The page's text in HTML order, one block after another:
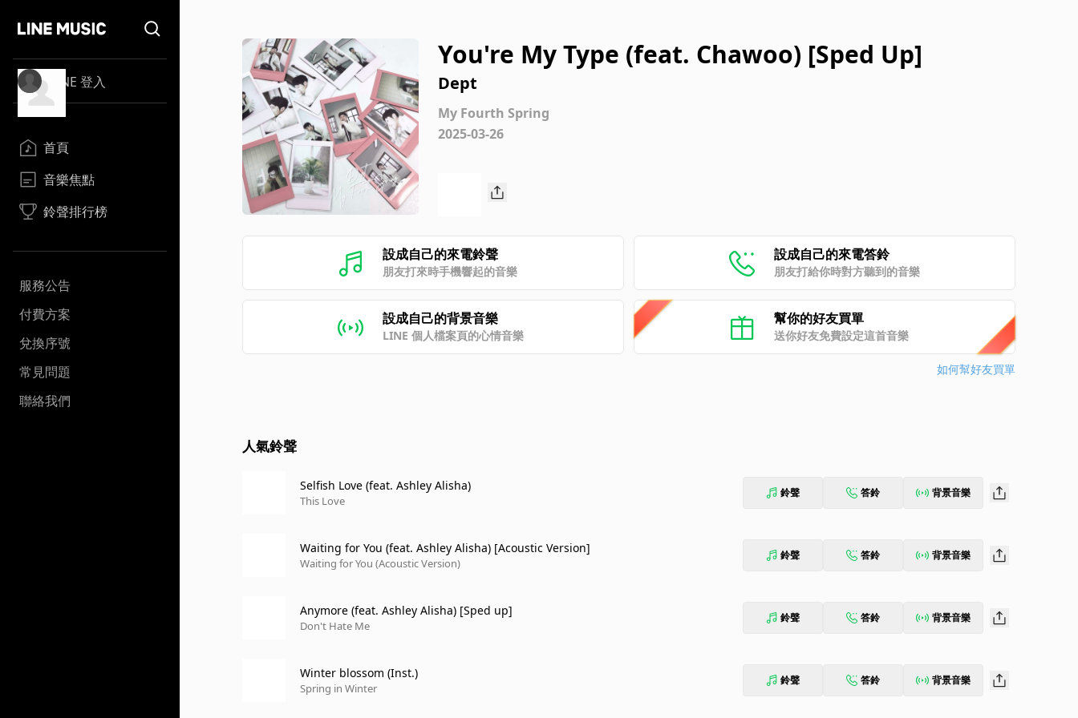
LINE 登入
首頁
音樂焦點
鈴聲排行榜
服務公告
付費方案
兌換序號
常見問題
聯絡我們
You're My Type (feat. Chawoo) [Sped Up]
Dept
My Fourth Spring
2025-03-26
設成自己的來電鈴聲
朋友打來時手機響起的音樂
設成自己的來電答鈴
朋友打給你時對方聽到的音樂
設成自己的背景音樂
LINE 個人檔案頁的心情音樂
幫你的好友買單
送你好友免費設定這首音樂
如何幫好友買單
人氣鈴聲
Selfish Love (feat. Ashley Alisha)
This Love
鈴聲 答鈴 背景音樂
Waiting for You (feat. Ashley Alisha) [Acoustic Version]
Waiting for You (Acoustic Version)
鈴聲 答鈴 背景音樂
Anymore (feat. Ashley Alisha) [Sped up]
Don't Hate Me
鈴聲 答鈴 背景音樂
Winter blossom (Inst.)
Spring in Winter
鈴聲 答鈴 背景音樂